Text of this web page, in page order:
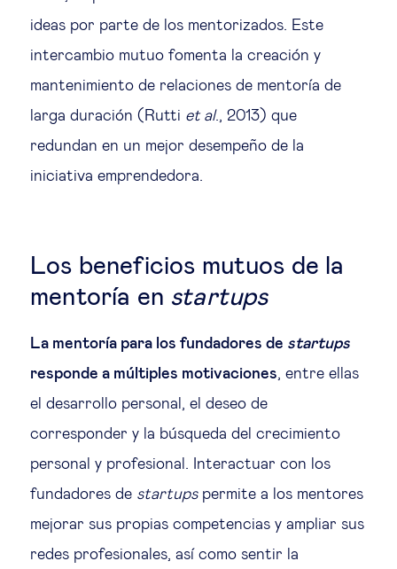
ideas por parte de los mentorizados. Este
intercambio mutuo fomenta la creación y
mantenimiento de relaciones de mentoría de
larga duración (Rutti et al., 2013) que
redundan en un mejor desempeño de la
iniciativa emprendedora.
Los beneficios mutuos de la
mentoría en startups
La mentoría para los fundadores de startups
responde a múltiples motivaciones, entre ellas
el desarrollo personal, el deseo de
corresponder y la búsqueda del crecimiento
personal y profesional. Interactuar con los
fundadores de startupspermite a los mentores
mejorar sus propias competencias y ampliar sus
redes profesionales, así como sentir la